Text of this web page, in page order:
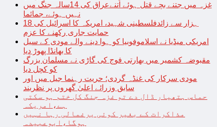
غزہ میں جتنے بچے قتل ہوئے اُتنےعراق کی 14سالہ جنگ میں
نہیں ہوئے، جمائما
18 ہزار سے زائدفلسطینی شہید، امریکہ کا اسرائیل کی
حمایت جاری رکھنے کا عزم
امریکی میڈیا نے اسلاموفوبیا کو ہوا دینے والے مودی کے سیل
کا بھانڈا پھوڑ دیا
مقبوضہ کشمیر میں بھارتی فوج کی گاڑی نے مسلمان بزرگ
کو کچل دیا
مودی سرکار کی غنڈہ گردی؛ حریت رہنما جیل میں اور
سابق وزرائے اعلیٰ گھروں پر نظربند
حماس ہتھیار ڈال دے تو غزہ جنگ کل ختم ہو سکتی
ہے،امریکہ
مذاکرات کے بغیر کوئی یرغمالی رہا نہیں
ہوگا،ابوعبیدہ